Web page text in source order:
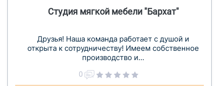
Студия мягкой мебели "Бархат"
Друзья! Наша команда работает с душой и
открыта к сотрудничеству! Имеем собственное
производство и...
0